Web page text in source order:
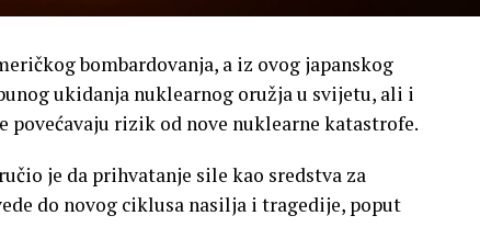
bombardovanja, a iz ovog japanskog
ukidanja nuklearnog oružja u svijetu, ali i
povećavaju rizik od nove nuklearne katastrofe.
je da prihvatanje sile kao sredstva za
do novog ciklusa nasilja i tragedije, poput